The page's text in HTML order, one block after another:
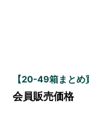
【20-49箱まと
会員販売価格